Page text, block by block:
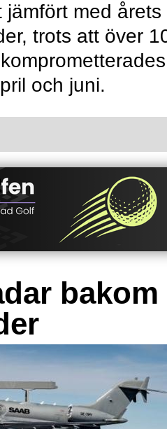
jämfört med årets
trots att över
och juni.
bakom